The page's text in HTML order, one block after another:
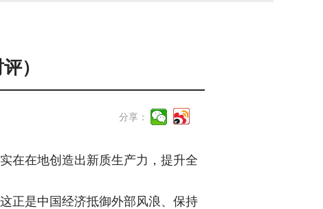
）
分享：
在在地创造出新质生产力，提升全
正是中国经济抵御外部风浪、保持